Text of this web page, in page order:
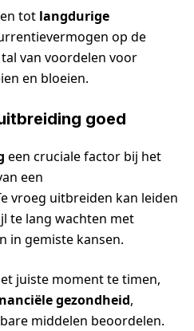
tot langdurige
op de
van voordelen voor
en bloeien.
goed
een cruciale factor bij het
een
vroeg uitbreiden kan leiden
te lang wachten met
in gemiste kansen.
juiste moment te timen,
gezondheid,
middelen beoordelen.